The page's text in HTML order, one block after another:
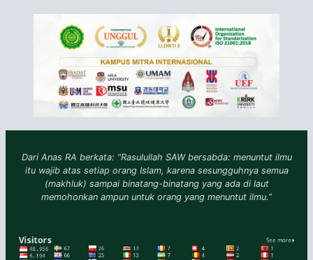
Dari Anas RA berkata: “Rasulullah SAW bersabda: menuntut ilmu
itu wajib atas setiap orang Islam, karena sesungguhnya semua
(makhluk) sampai binatang-binatang yang ada di laut
memohonkan ampun untuk orang yang menuntut ilmu.”